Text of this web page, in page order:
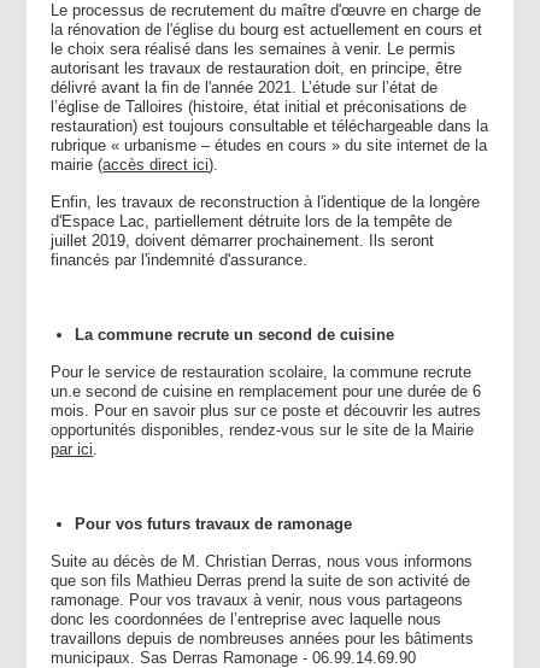
Le processus de recrutement du maître d'œuvre en charge de
la rénovation de l'église du bourg est actuellement en cours et
le choix sera réalisé dans les semaines à venir. Le permis
autorisant les travaux de restauration doit, en principe, être
délivré avant la fin de l'année 2021. L’étude sur l’état de
l’église de Talloires (histoire, état initial et préconisations de
restauration) est toujours consultable et téléchargeable dans la
rubrique « urbanisme – études en cours » du site internet de la
mairie (accès direct ici).
Enfin, les travaux de reconstruction à l'identique de la longère
d'Espace Lac, partiellement détruite lors de la tempête de
juillet 2019, doivent démarrer prochainement. Ils seront
financés par l'indemnité d'assurance.
La commune recrute un second de cuisine
Pour le service de restauration scolaire, la commune recrute
un.e second de cuisine en remplacement pour une durée de 6
mois. Pour en savoir plus sur ce poste et découvrir les autres
opportunités disponibles, rendez-vous sur le site de la Mairie
par ici.
Pour vos futurs travaux de ramonage
Suite au décès de M. Christian Derras, nous vous informons
que son fils Mathieu Derras prend la suite de son activité de
ramonage. Pour vos travaux à venir, nous vous partageons
donc les coordonnées de l’entreprise avec laquelle nous
travaillons depuis de nombreuses années pour les bâtiments
municipaux. Sas Derras Ramonage - 06.99.14.69.90